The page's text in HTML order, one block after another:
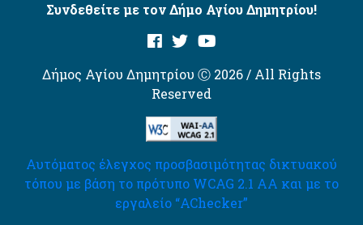
Συνδεθείτε με τον Δήμο Αγίου Δημητρίου!
Δήμος Αγίου Δημητρίου Ⓒ 2026 / All Rights
Reserved
Αυτόματος έλεγχος προσβασιμότητας δικτυακού
τόπου με βάση το πρότυπο WCAG 2.1 AA και με το
εργαλείο “AChecker”